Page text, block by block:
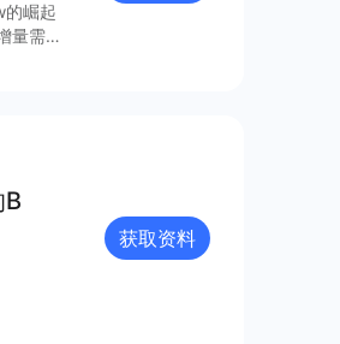
的崛起
量需
获取资料